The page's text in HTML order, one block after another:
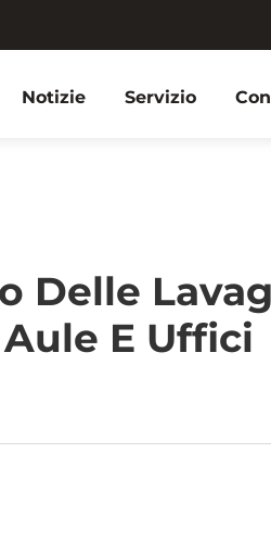
Notizie Servizio
Delle
E Uffici